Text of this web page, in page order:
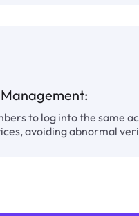
to log into the same
avoiding abnormal